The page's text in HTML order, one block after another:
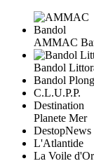
AMMAC
Bandol
Bandol
C.L.U.P.P.
Destination
Planete Mer
DestopNews
L'Atlantide
La Voile d'Or